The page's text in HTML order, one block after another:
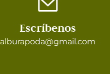
Escríbenos
alburapoda@gmail.com